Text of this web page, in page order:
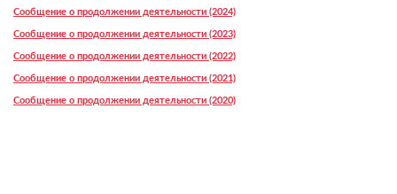
Сообщение о продолжении деятельности (2024)
Сообщение о продолжении деятельности (2023)
Сообщение о продолжении деятельности (2022)
Сообщение о продолжении деятельности (2021)
Сообщение о продолжении деятельности (2020)